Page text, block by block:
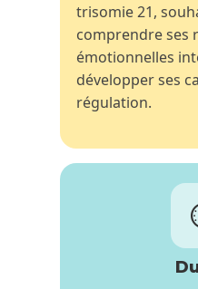
trisomie 21,
comprendre ses
émotionnelles
développer ses
régulation.